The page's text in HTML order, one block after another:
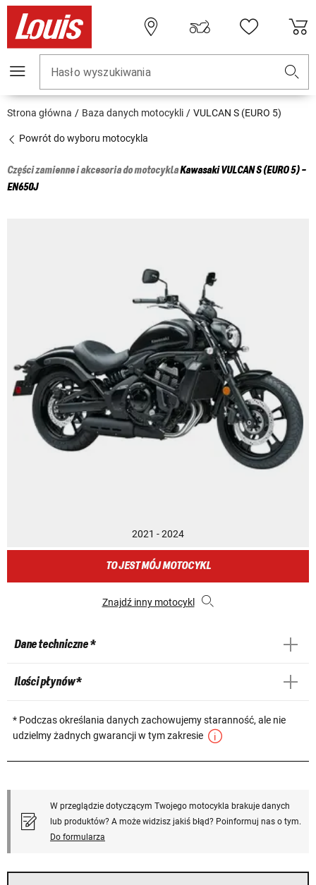
Hasło wyszukiwania
Strona główna Baza danych motocykli VULCAN S (EURO 5)
Powrót do wyboru motocykla
Części zamienne i akcesoria do motocyklaKawasakiVULCAN S (EURO 5) -
EN650J
2021 - 2024
TO JEST MÓJ MOTOCYKL
Znajdź inny motocykl
Dane techniczne *
Ilości płynów *
* Podczas określania danych zachowujemy staranność, ale nie
udzielmy żadnych gwarancji w tym zakresie
W przeglądzie dotyczącym Twojego motocykla brakuje danych
lub produktów? A może widzisz jakiś błąd? Poinformuj nas o tym.
Do formularza